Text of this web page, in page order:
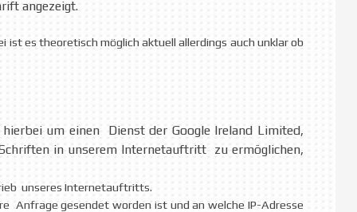
angezeigt.
es theoretisch möglich aktuell allerdings auch unklar ob
um einen Dienst der Google Ireland Limited,
in unserem Internetauftritt zu ermöglichen,
unseres Internetauftritts.
Anfrage gesendet worden ist und an welche IP-Adresse